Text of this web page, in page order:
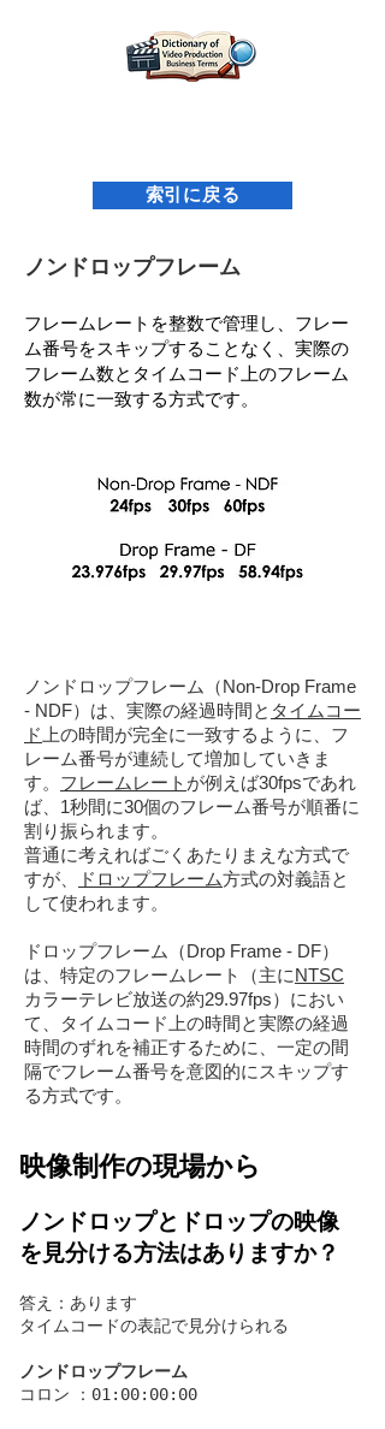
索引に戻る
ノンドロップフレーム
フレームレートを整数で管理し、フレー
ム番号をスキップすることなく、実際の
フレーム数とタイムコード上のフレーム
数が常に一致する方式です。
ノンドロップフレーム（Non-Drop Frame
- NDF）は、実際の経過時間と タイムコー
ド 上の時間が完全に一致するように、 フ
レーム番号が連続して増加していきま
す。 フレームレート が例えば30fpsであれ
ば、1秒間に30個のフレーム番号が順番に
割り振られます。
普通に考えればごくあたりまえな方式で
すが、
ドロップフレーム方式の対義語と
して使われます。
ドロップフレーム
（Drop Frame - DF）
は、特定のフレームレート（主に NTSC
カラーテレビ放送の約29.97fps）におい
て、タイムコード上の時間と実際の経過
時間のずれを補正するために、一定の間
隔でフレーム番号を意図的にスキップす
る方式です。
映像制作の現場から
ノンドロップとドロップの映像
を見分ける方法はありますか？
答え：あります
タイムコードの表記で見分けられる
ノンドロップフレーム
コロン
：01:00:00:00